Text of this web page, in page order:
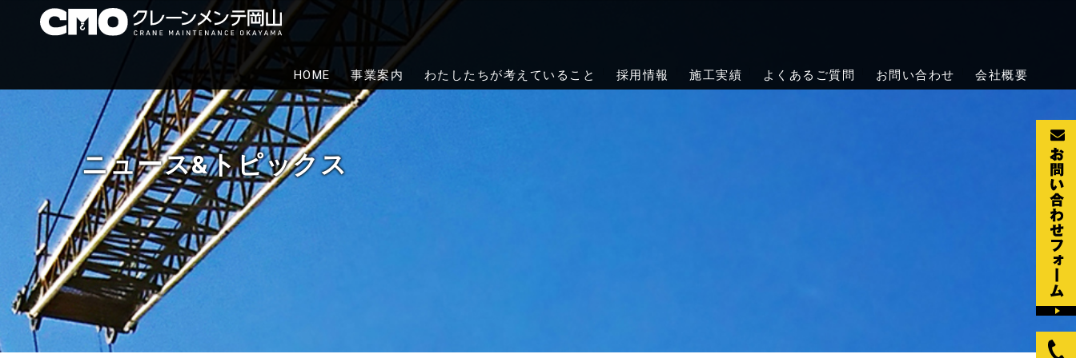
株式会社クレーンメンテ岡山｜岡山・倉敷の天井クレーン点検・メンテナンス
クレーンメンテ岡山は、岡山市・倉敷市を中心に岡山県全域で天井クレーンの点検・保守・修理を行っています。法令で定められた定期自主検査の
代行から緊急対応まで、確かな技術で工場・倉庫の安全をサポートします。
HOME 事業案内 わたしたちが考えていること 採用情報 施工実績 よくあるご質問 お問い合わせ 会社概要
ニュース&トピックス